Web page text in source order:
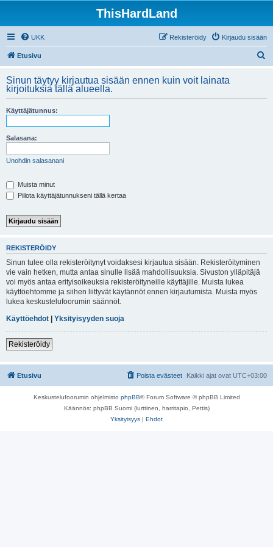
ThisHardLand
UKK Kirjaudu sisään
Rekisteröidy
Etusivu
i
Sinun täytyy kirjautua sisään ennen kuin voit lainata
kirjoituksia tällä alueella.
Käyttäjätunnus:
Salasana:
Unohdin salasanani
Muista minut
Piilota käyttäjätunnukseni tällä kertaa
REKISTERÖIDY
Sinun tulee olla rekisteröitynyt voidaksesi kirjautua sisään. Rekisteröityminen
vie vain hetken, mutta antaa sinulle lisää mahdollisuuksia. Sivuston ylläpitäjä
voi myös antaa erityisoikeuksia rekisteröityneille käyttäjille. Muista lukea
käyttöehtomme ja siihen liittyvät käytännöt ennen kirjautumista. Muista myös
lukea keskustelufoorumin säännöt.
Käyttöehdot | Yksityisyyden suoja
Rekisteröidy
Etusivu Kaikki ajat ovat UTC+03:00
Poista evästeet
Keskustelufoorumin ohjelmisto phpBB® Forum Software © phpBB Limited
Käännös: phpBB Suomi (lurttinen, harritapio, Pettis)
Yksityisyys | Ehdot